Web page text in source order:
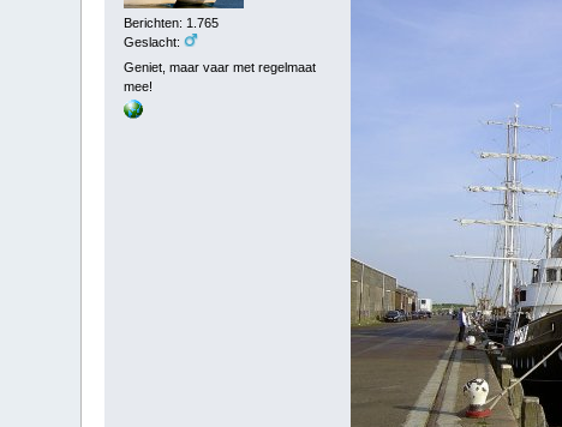
Berichten: 1.765
Geslacht:
Geniet, maar vaar met regelmaat
mee!